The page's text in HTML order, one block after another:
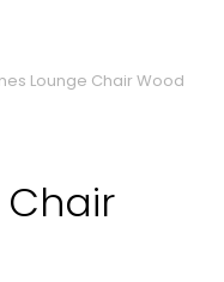
Lounge Chair Wood